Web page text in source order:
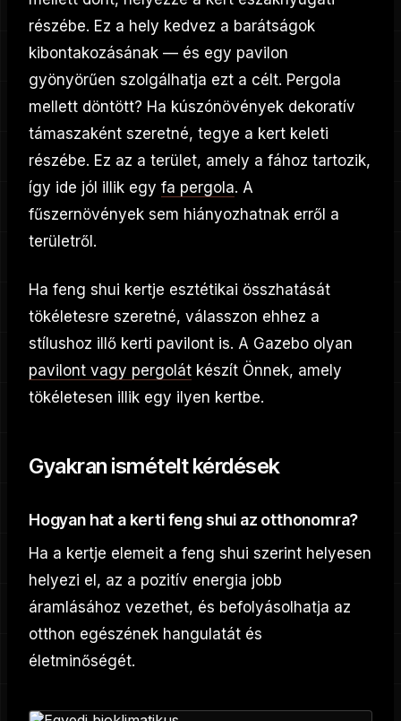
részébe. Ez a hely kedvez a barátságok
kibontakozásának — és egy pavilon
gyönyörűen szolgálhatja ezt a célt. Pergola
mellett döntött? Ha kúszónövények dekoratív
támaszaként szeretné, tegye a kert keleti
részébe. Ez az a terület, amely a fához tartozik,
így ide jól illik egy fa pergola. A
fűszernövények sem hiányozhatnak erről a
területről.
Ha feng shui kertje esztétikai összhatását
tökéletesre szeretné, válasszon ehhez a
stílushoz illő kerti pavilont is. A Gazebo olyan
pavilont vagy pergolát készít Önnek, amely
tökéletesen illik egy ilyen kertbe.
Gyakran ismételt kérdések
Hogyan hat a kerti feng shui az otthonomra?
Ha a kertje elemeit a feng shui szerint helyesen
helyezi el, az a pozitív energia jobb
áramlásához vezethet, és befolyásolhatja az
otthon egészének hangulatát és
életminőségét.